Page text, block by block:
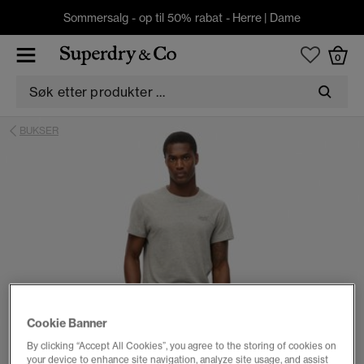
Sommersalg - op til 50% rabat - Herre | Dame
0
BUKSER
Cookie Banner
By clicking “Accept All Cookies”, you agree to the storing of cookies on
your device to enhance site navigation, analyze site usage, and assist